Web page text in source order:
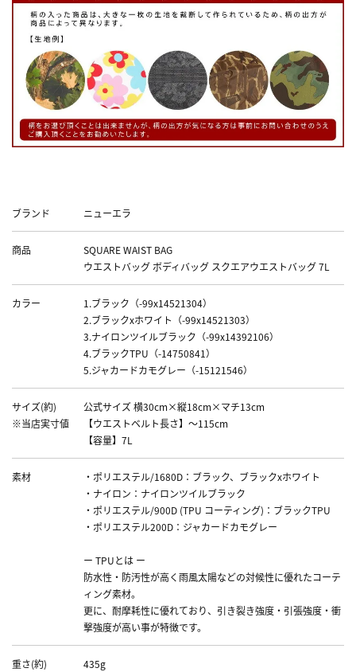
ブランド
ニューエラ
商品
SQUARE WAIST BAG
ウエストバッグ ボディバッグ スクエアウエストバッグ 7L
カラー
1.ブラック（-99x14521304）
2.ブラックxホワイト（-99x14521303）
3.ナイロンツイルブラック（-99x14392106）
4.ブラックTPU（-14750841）
5.ジャカードカモグレー（-15121546）
サイズ(約)
※当店実寸値
公式サイズ 横30cm×縦18cm×マチ13cm
【ウエストベルト長さ】～115cm
【容量】7L
素材
・ポリエステル/1680D：ブラック、ブラックxホワイト
・ナイロン：ナイロンツイルブラック
・ポリエステル/900D (TPU コーティング)：ブラックTPU
・ポリエステル200D：ジャカードカモグレー
ー TPUとは ー
防水性・防汚性が高く雨風太陽などの対候性に優れたコーテ
ィング素材。
更に、耐摩耗性に優れており、引き裂き強度・引張強度・衝
撃強度が高い事が特徴です。
重さ(約) 435g